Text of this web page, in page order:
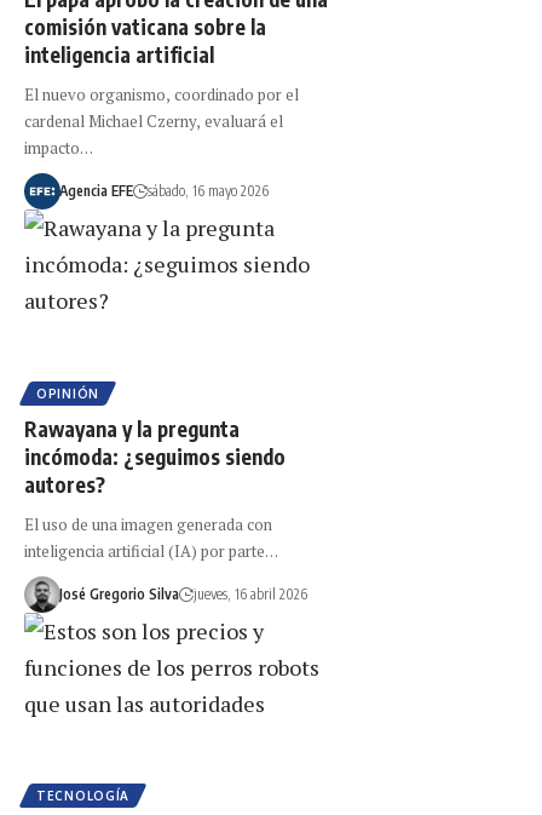
comisión vaticana sobre la
inteligencia artificial
El nuevo organismo, coordinado por el
cardenal Michael Czerny, evaluará el
impacto…
Agencia EFE sábado, 16 mayo 2026
OPINIÓN
Rawayana y la pregunta
incómoda: ¿seguimos siendo
autores?
El uso de una imagen generada con
inteligencia artificial (IA) por parte…
José Gregorio Silva jueves, 16 abril 2026
TECNOLOGÍA